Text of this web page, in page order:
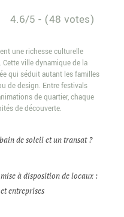
4.6/5 - (48 votes)
une richesse culturelle
ville dynamique de la
qui séduit autant les familles
de design. Entre festivals
de quartier, chaque
de découverte.
de soleil et un transat ?
à disposition de locaux :
entreprises